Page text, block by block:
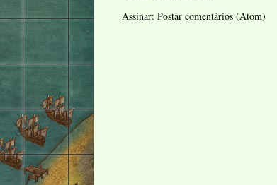
Assinar: Postar comentários (Atom)